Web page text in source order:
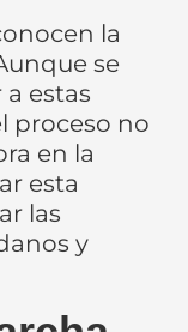
la
se
estas
proceso no
en la
esta
las
y